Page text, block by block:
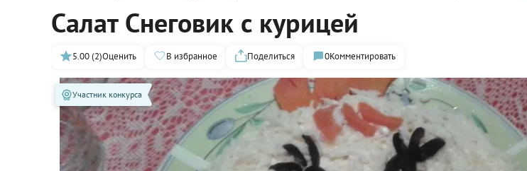
Салат Снеговик с курицей
5.00 (2)Оценить В избранное Поделиться 0Комментировать
Участник конкурса